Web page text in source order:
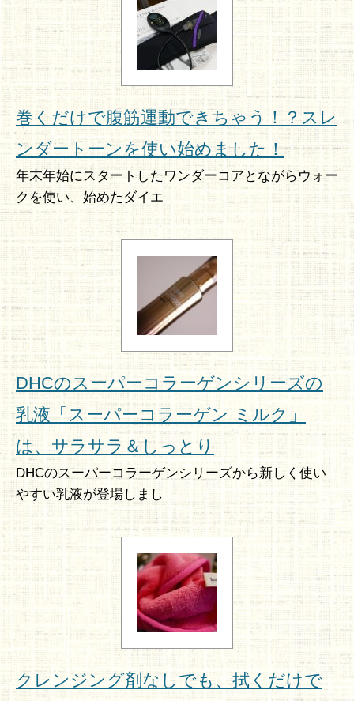
巻くだけで腹筋運動できちゃう！？スレ
ンダートーンを使い始めました！
年末年始にスタートしたワンダーコアとながらウォー
クを使い、始めたダイエ
DHCのスーパーコラーゲンシリーズの
乳液「スーパーコラーゲン ミルク」
は、サラサラ＆しっとり
DHCのスーパーコラーゲンシリーズから新しく使い
やすい乳液が登場しまし
クレンジング剤なしでも、拭くだけで